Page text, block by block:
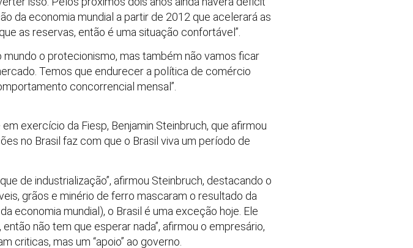
da economia mundial a partir de 2012 que acelerará as
as reservas, então é uma situação confortável”.
o protecionismo, mas também não vamos ficar
Temos que endurecer a política de comércio
concorrencial mensal”.
exercício da Fiesp, Benjamin Steinbruch, que afirmou
no Brasil faz com que o Brasil viva um período de
de industrialização”, afirmou Steinbruch, destacando o
grãos e minério de ferro mascaram o resultado da
economia mundial), o Brasil é uma exceção hoje. Ele
não tem que esperar nada”, afirmou o empresário,
criticas, mas um “apoio” ao governo.